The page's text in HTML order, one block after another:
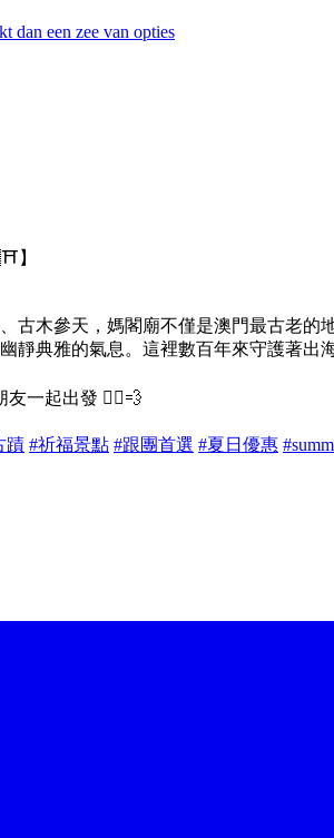
dan een zee van opties
】
木參天，媽閣廟不僅是澳門最古老的
靜典雅的氣息。這裡數百年來守護著
一起出發 🏃‍♂️💨
蹟 #祈福景點 #跟團首選 #夏日優惠